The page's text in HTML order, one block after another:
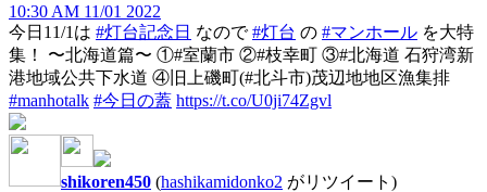
10:30 AM 11/01 2022
今日11/1は #灯台記念日 なので#灯台 の #マンホール を大特
集！ 〜北海道篇〜 ①#室蘭市 ②#枝幸町 ③#北海道 石狩湾新
港地域公共下水道 ④旧上磯町(#北斗市)茂辺地地区漁集排
#manhotalk #今日の蓋 https://t.co/U0ji74Zgvl
shikoren450 (hashikamidonko2 がリツイート)